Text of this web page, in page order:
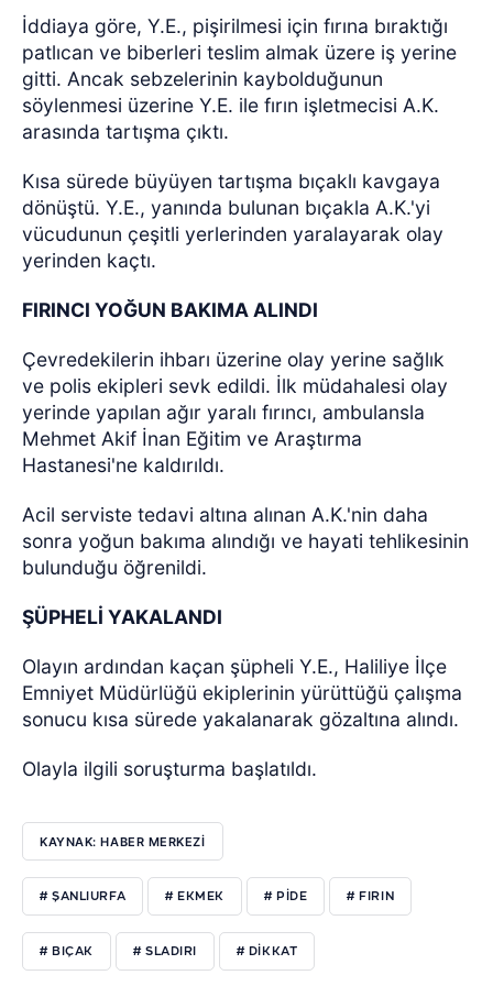
İddiaya göre, Y.E., pişirilmesi için fırına bıraktığı
patlıcan ve biberleri teslim almak üzere iş yerine
gitti. Ancak sebzelerinin kaybolduğunun
söylenmesi üzerine Y.E. ile fırın işletmecisi A.K.
arasında tartışma çıktı.
Kısa sürede büyüyen tartışma bıçaklı kavgaya
dönüştü. Y.E., yanında bulunan bıçakla A.K.'yi
vücudunun çeşitli yerlerinden yaralayarak olay
yerinden kaçtı.
FIRINCI YOĞUN BAKIMA ALINDI
Çevredekilerin ihbarı üzerine olay yerine sağlık
ve polis ekipleri sevk edildi. İlk müdahalesi olay
yerinde yapılan ağır yaralı fırıncı, ambulansla
Mehmet Akif İnan Eğitim ve Araştırma
Hastanesi'ne kaldırıldı.
Acil serviste tedavi altına alınan A.K.'nin daha
sonra yoğun bakıma alındığı ve hayati tehlikesinin
bulunduğu öğrenildi.
ŞÜPHELİ YAKALANDI
Olayın ardından kaçan şüpheli Y.E., Haliliye İlçe
Emniyet Müdürlüğü ekiplerinin yürüttüğü çalışma
sonucu kısa sürede yakalanarak gözaltına alındı.
Olayla ilgili soruşturma başlatıldı.
KAYNAK: HABER MERKEZİ
# ŞANLIURFA # EKMEK # PIDE # FIRIN
# BIÇAK # SLADIRI # DIKKAT